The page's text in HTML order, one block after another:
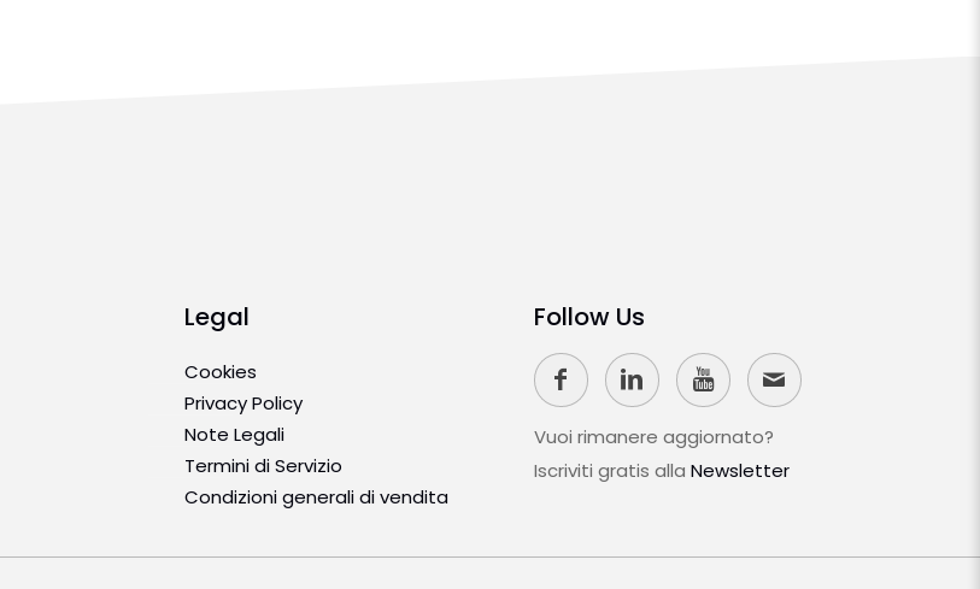
Follow Us
Vuoi rimanere aggiornato?
Iscriviti gratis alla Newsletter
Legal
Cookies
Privacy Policy
Note Legali
Termini di Servizio
Condizioni generali di vendita